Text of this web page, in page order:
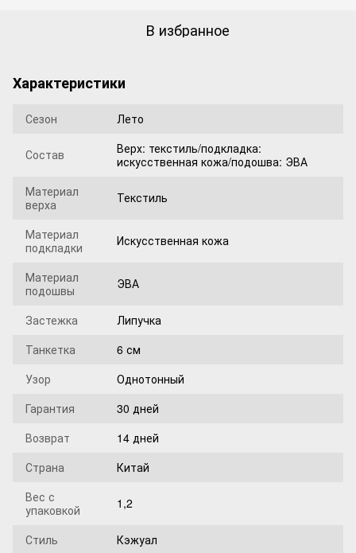
В избранное
Характеристики
Сезон Лето
Состав
Верх: текстиль/подкладка:
искусственная кожа/подошва: ЭВА
Материал
верха
Текстиль
Материал
подкладки
Искусственная кожа
Материал
подошвы
ЭВА
Застежка
Липучка
Танкетка
6 см
Узор
Однотонный
Гарантия
30 дней
Возврат
14 дней
Страна
Китай
Вес с
упаковкой
1,2
Стиль Кэжуал